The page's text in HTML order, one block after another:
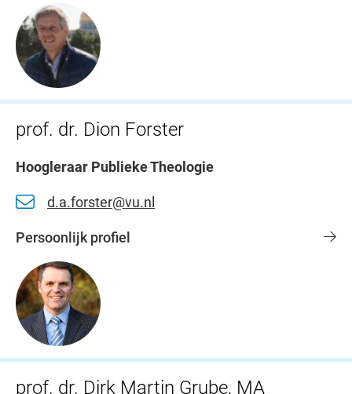
prof. dr. Dion Forster
Hoogleraar Publieke Theologie
d.a.forster@vu.nl
Persoonlijk profiel
prof. dr. Dirk Martin Grube, MA